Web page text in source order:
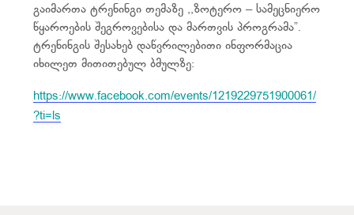
გაიმართა ტრენინგი თემაზე ,,ზოტერო – სამეცნიერო
წყაროების შეგროვებისა და მართვის პროგრამა”.
ტრენინგის შესახებ დაწვრილებითი ინფორმაცია
იხილეთ მითითებულ ბმულზე:
https://www.facebook.com/events/1219229751900061/
?ti=ls